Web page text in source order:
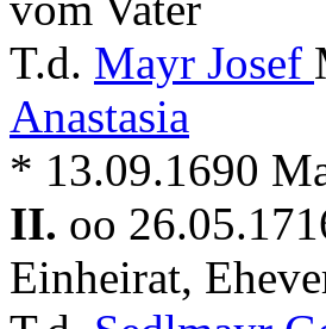
T.d. Mayr Josef
Anastasia
* 13.09.1690
II. oo
Einheirat,